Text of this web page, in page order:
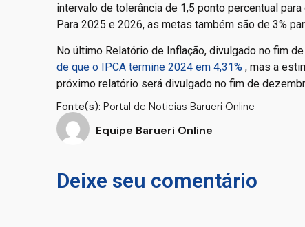
intervalo de tolerância de 1,5 ponto percentual
Para 2025 e 2026, as metas também são de 3%
No último Relatório de Inflação, divulgado no fim
de que o IPCA termine 2024 em 4,31% , mas a
próximo relatório será divulgado no fim de
Fonte(s): Portal de Noticias Barueri Online
Equipe Barueri Online
Deixe seu comentário